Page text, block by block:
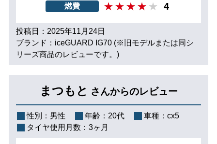
燃費 4
投稿日：2025年11月24日
ブランド：iceGUARD IG70 (※旧モデルまたは同シ
リーズ商品のレビューです。)
まつもと さんからのレビュー
性別： 男性 年齢： 20代 車種： cx5
タイヤ使用月数： 3ヶ月